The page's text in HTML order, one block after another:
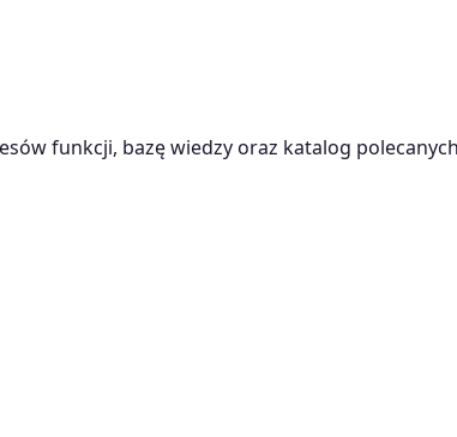
funkcji, bazę wiedzy oraz katalog